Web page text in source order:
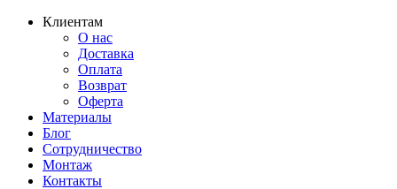
Клиентам
О нас
Доставка
Оплата
Возврат
Оферта
Материалы
Блог
Сотрудничество
Монтаж
Контакты